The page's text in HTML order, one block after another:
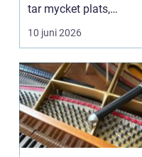
tar mycket plats,
samtidigt som många
10 juni 2026